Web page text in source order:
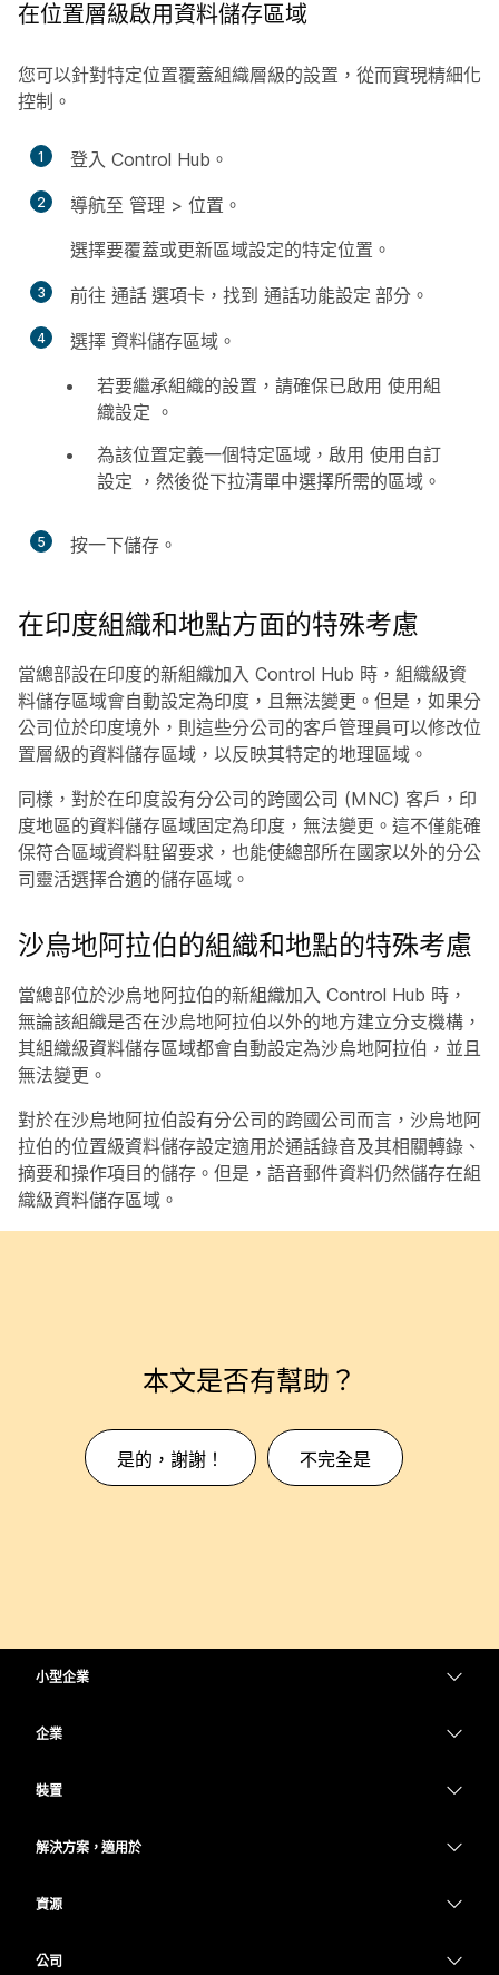
在位置層級啟用資料儲存區域
您可以針對特定位置覆蓋組織層級的設置，從而實現精細化
控制。
1 登入 Control Hub。
2 導航至 管理 > 位置 。
選擇要覆蓋或更新區域設定的特定位置。
3 前往 通話 選項卡，找到 通話功能設定 部分。
4 選擇 資料儲存區域 。
若要繼承組織的設置，請確保已啟用 使用組
織設定 。
為該位置定義一個特定區域，啟用 使用自訂
設定 ，然後從下拉清單中選擇所需的區域。
5 按一下儲存 。
在印度組織和地點方面的特殊考慮
當總部設在印度的新組織加入 Control Hub 時，組織級資
料儲存區域會自動設定為印度，且無法變更。但是，如果分
公司位於印度境外，則這些分公司的客戶管理員可以修改位
置層級的資料儲存區域，以反映其特定的地理區域。
同樣，對於在印度設有分公司的跨國公司 (MNC) 客戶，印
度地區的資料儲存區域固定為印度，無法變更。這不僅能確
保符合區域資料駐留要求，也能使總部所在國家以外的分公
司靈活選擇合適的儲存區域。
沙烏地阿拉伯的組織和地點的特殊考慮
當總部位於沙烏地阿拉伯的新組織加入 Control Hub 時，
無論該組織是否在沙烏地阿拉伯以外的地方建立分支機構，
其組織級資料儲存區域都會自動設定為沙烏地阿拉伯，並且
無法變更。
對於在沙烏地阿拉伯設有分公司的跨國公司而言，沙烏地阿
拉伯的位置級資料儲存設定適用於通話錄音及其相關轉錄、
摘要和操作項目的儲存。但是，語音郵件資料仍然儲存在組
織級資料儲存區域。
本文是否有幫助？
是的，謝謝！ 不完全是
小型企業
企業
裝置
解決方案，適用於
資源
公司